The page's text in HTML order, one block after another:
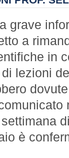
grave
a
in
lezioni
è